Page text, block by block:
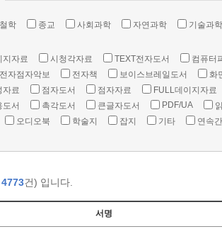
철학 종교 사회과학 자연과학 기술과학
지자료 시청각자료 TEXT전자도서 컴퓨터
전자점자악보 전자책 보이스브레일도서 화
자료
점자도서 점자자료 FULL데이지자료
도서
촉각도서 큰글자도서 PDF/UA
오디오북 학술지 잡지 기타 연속
4773건) 입니다.
서명